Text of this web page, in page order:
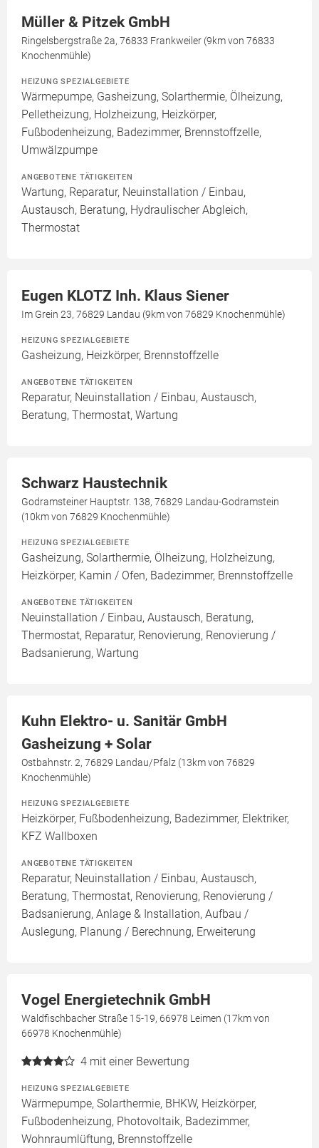
Müller & Pitzek GmbH
Ringelsbergstraße 2a, 76833 Frankweiler (9km von 76833
Knochenmühle)
HEIZUNG SPEZIALGEBIETE
Wärmepumpe, Gasheizung, Solarthermie, Ölheizung,
Pelletheizung, Holzheizung, Heizkörper,
Fußbodenheizung, Badezimmer, Brennstoffzelle,
Umwälzpumpe
ANGEBOTENE TÄTIGKEITEN
Wartung, Reparatur, Neuinstallation / Einbau,
Austausch, Beratung, Hydraulischer Abgleich,
Thermostat
Eugen KLOTZ Inh. Klaus Siener
Im Grein 23, 76829 Landau (9km von 76829 Knochenmühle)
HEIZUNG SPEZIALGEBIETE
Gasheizung, Heizkörper, Brennstoffzelle
ANGEBOTENE TÄTIGKEITEN
Reparatur, Neuinstallation / Einbau, Austausch,
Beratung, Thermostat, Wartung
Schwarz Haustechnik
Godramsteiner Hauptstr. 138, 76829 Landau-Godramstein
(10km von 76829 Knochenmühle)
HEIZUNG SPEZIALGEBIETE
Gasheizung, Solarthermie, Ölheizung, Holzheizung,
Heizkörper, Kamin / Ofen, Badezimmer, Brennstoffzelle
ANGEBOTENE TÄTIGKEITEN
Neuinstallation / Einbau, Austausch, Beratung,
Thermostat, Reparatur, Renovierung, Renovierung /
Badsanierung, Wartung
Kuhn Elektro- u. Sanitär GmbH
Gasheizung + Solar
Ostbahnstr. 2, 76829 Landau/Pfalz (13km von 76829
Knochenmühle)
HEIZUNG SPEZIALGEBIETE
Heizkörper, Fußbodenheizung, Badezimmer, Elektriker,
KFZ Wallboxen
ANGEBOTENE TÄTIGKEITEN
Reparatur, Neuinstallation / Einbau, Austausch,
Beratung, Thermostat, Renovierung, Renovierung /
Badsanierung, Anlage & Installation, Aufbau /
Auslegung, Planung / Berechnung, Erweiterung
Vogel Energietechnik GmbH
Waldfischbacher Straße 15-19, 66978 Leimen (17km von
66978 Knochenmühle)
4 mit einer Bewertung
HEIZUNG SPEZIALGEBIETE
Wärmepumpe, Solarthermie, BHKW, Heizkörper,
Fußbodenheizung, Photovoltaik, Badezimmer,
Wohnraumlüftung, Brennstoffzelle